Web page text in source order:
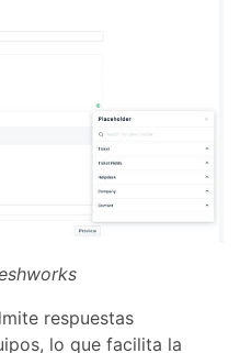
respuestas
lo que facilita la